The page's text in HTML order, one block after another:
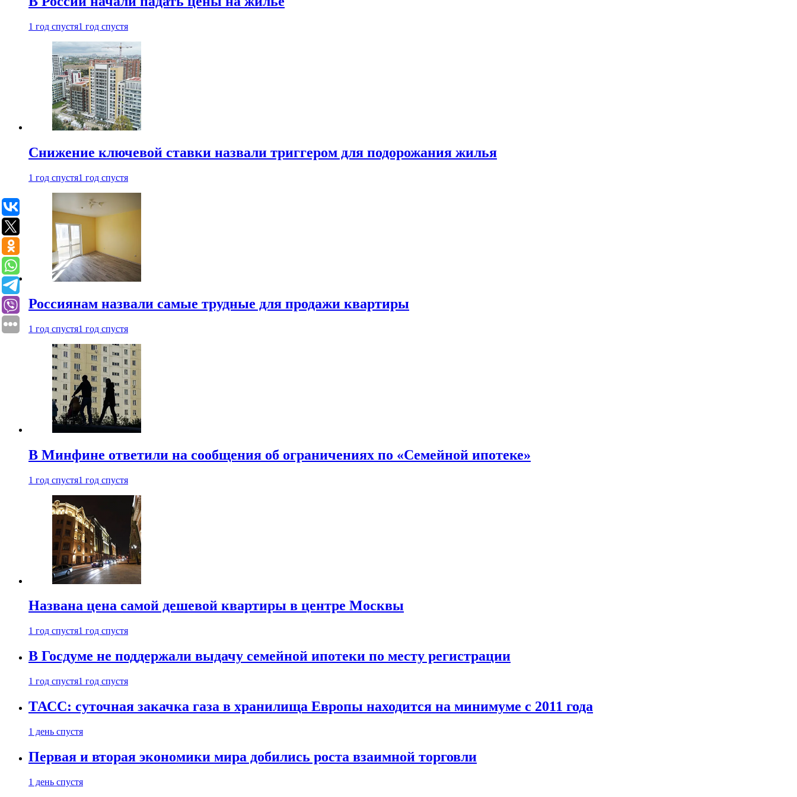
1 год спустя1 год спустя
Снижение ключевой ставки назвали триггером для подорожания жилья
1 год спустя1 год спустя
Россиянам назвали самые трудные для продажи квартиры
1 год спустя1 год спустя
В Минфине ответили на сообщения об ограничениях по «Семейной ипотеке»
1 год спустя1 год спустя
Названа цена самой дешевой квартиры в центре Москвы
1 год спустя1 год спустя
В Госдуме не поддержали выдачу семейной ипотеки по месту регистрации
1 год спустя1 год спустя
ТАСС: суточная закачка газа в хранилища Европы находится на минимуме с 2011 года
1 день спустя
Первая и вторая экономики мира добились роста взаимной торговли
1 день спустя